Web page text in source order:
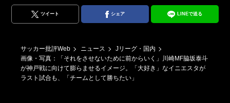
ツイート シェア LINEで送る
サッカー批評Web ニュース
Jリーグ・国内
画像・写真：「それをさせないために前からいく」川崎MF脇坂泰斗
が神戸戦に向けて膨らませるイメージ。「大好き」なイニエスタが
ラスト試合も、「チームとして勝ちたい」